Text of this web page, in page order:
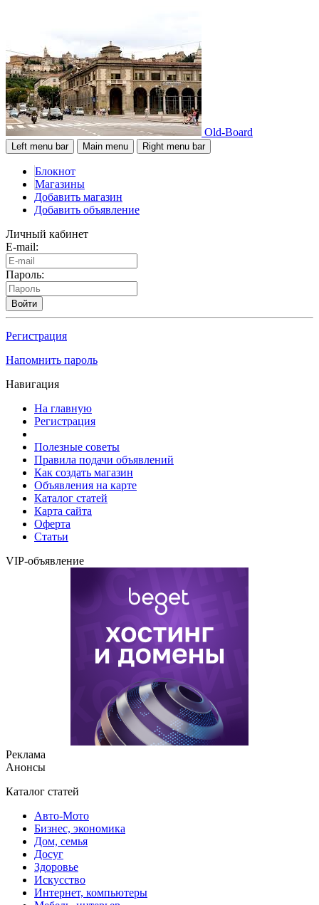
Old-Board
Left menu bar Main menu Right menu bar
Блокнот
Магазины
Добавить магазин
Добавить объявление
Личный кабинет
E-mail:
Пароль:
Войти
Регистрация
Напомнить пароль
Навигация
На главную
Регистрация
Полезные советы
Правила подачи объявлений
Как создать магазин
Объявления на карте
Каталог статей
Карта сайта
Оферта
Статьи
VIP-объявление
Реклама
Анонсы
Каталог статей
Авто-Мото
Бизнес, экономика
Дом, семья
Досуг
Здоровье
Искусство
Интернет, компьютеры